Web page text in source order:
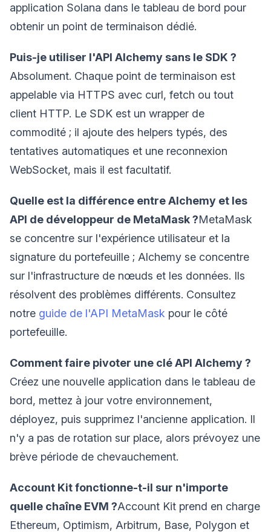
application Solana dans le tableau de bord pour
obtenir un point de terminaison dédié.
Puis-je utiliser l'API Alchemy sans le SDK ?
Absolument. Chaque point de terminaison est
appelable via HTTPS avec curl, fetch ou tout
client HTTP. Le SDK est un wrapper de
commodité ; il ajoute des helpers typés, des
tentatives automatiques et une reconnexion
WebSocket, mais il est facultatif.
Quelle est la différence entre Alchemy et les
API de développeur de MetaMask ?MetaMask
se concentre sur l'expérience utilisateur et la
signature du portefeuille ; Alchemy se concentre
sur l'infrastructure de nœuds et les données. Ils
résolvent des problèmes différents. Consultez
notre guide de l'API MetaMask pour le côté
portefeuille.
Comment faire pivoter une clé API Alchemy ?
Créez une nouvelle application dans le tableau de
bord, mettez à jour votre environnement,
déployez, puis supprimez l'ancienne application. Il
n'y a pas de rotation sur place, alors prévoyez une
brève période de chevauchement.
Account Kit fonctionne-t-il sur n'importe
quelle chaîne EVM ?Account Kit prend en charge
Ethereum, Optimism, Arbitrum, Base, Polygon et